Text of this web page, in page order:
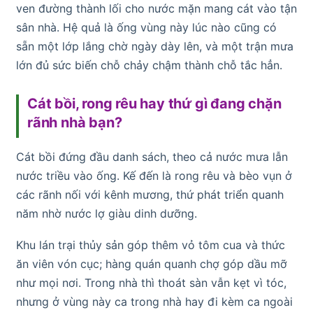
ven đường thành lối cho nước mặn mang cát vào tận
sân nhà. Hệ quả là ống vùng này lúc nào cũng có
sẵn một lớp lắng chờ ngày dày lên, và một trận mưa
lớn đủ sức biến chỗ chảy chậm thành chỗ tắc hẳn.
Cát bồi, rong rêu hay thứ gì đang chặn
rãnh nhà bạn?
Cát bồi đứng đầu danh sách, theo cả nước mưa lẫn
nước triều vào ống. Kế đến là rong rêu và bèo vụn ở
các rãnh nối với kênh mương, thứ phát triển quanh
năm nhờ nước lợ giàu dinh dưỡng.
Khu lán trại thủy sản góp thêm vỏ tôm cua và thức
ăn viên vón cục; hàng quán quanh chợ góp dầu mỡ
như mọi nơi. Trong nhà thì thoát sàn vẫn kẹt vì tóc,
nhưng ở vùng này ca trong nhà hay đi kèm ca ngoài